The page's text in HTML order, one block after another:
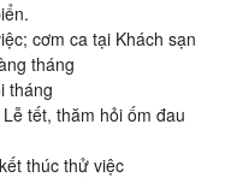
cơm ca tại Khách sạn
tháng
tháng
tết, thăm hỏi ốm đau
thúc thử việc